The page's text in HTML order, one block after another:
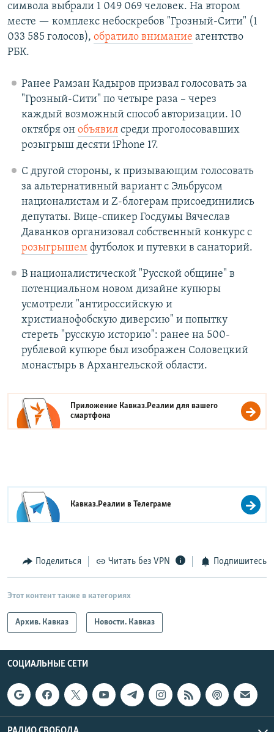
символа выбрали 1 049 069 человек. На втором
месте — комплекс небоскребов "Грозный-Сити" (1
033 585 голосов), обратило внимание агентство
РБК.
Ранее Рамзан Кадыров призвал голосовать за
"Грозный-Сити" по четыре раза – через
каждый возможный способ авторизации. 10
октября он объявилсреди проголосовавших
розыгрыш десяти iPhone 17.
С другой стороны, к призывающим голосовать
за альтернативный вариант с Эльбрусом
националистам и Z-блогерам присоединились
депутаты. Вице-спикер Госдумы Вячеслав
Даванков организовал собственный конкурс с
розыгрышемфутболок и путевки в санаторий.
В националистической "Русской общине" в
потенциальном новом дизайне купюры
усмотрели "антироссийскую и
христианофобскую диверсию" и попытку
стереть "русскую историю": ранее на 500-
рублевой купюре был изображен Соловецкий
монастырь в Архангельской области.
Приложение Кавказ.Реалии для вашего
смартфона
Кавказ.Реалии вТелеграме
Поделиться Читать без VPN Подпишитесь
Этот контент также в категориях
Архив. Кавказ Новости. Кавказ
СОЦИАЛЬНЫЕ СЕТИ